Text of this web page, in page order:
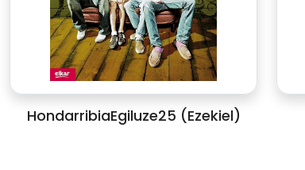
HondarribiaEgiluze25 (Ezekiel)